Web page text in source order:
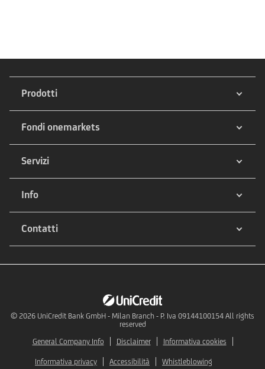
Prodotti
Fondi onemarkets
Servizi
Info
Contatti
© 2026 UniCredit Bank GmbH - Milan Branch - P. Iva 09144100154 All rights
reserved
General Company Info
Disclaimer Informativa cookies
Informativa privacy Accessibilità Whistleblowing